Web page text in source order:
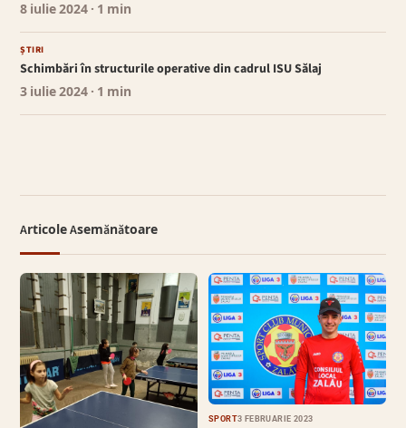
8 iulie 2024 · 1 min
ȘTIRI
Schimbări în structurile operative din cadrul ISU Sălaj
3 iulie 2024 · 1 min
Articole Asemănătoare
SPORT3 FEBRUARIE 2023